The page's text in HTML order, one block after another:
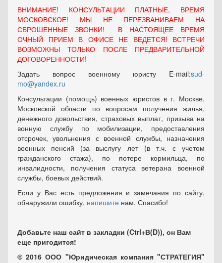
ВНИМАНИЕ! КОНСУЛЬТАЦИИ ПЛАТНЫЕ, ВРЕМЯ
МОСКОВСКОЕ! МЫ НЕ ПЕРЕЗВАНИВАЕМ НА
СБРОШЕННЫЕ ЗВОНКИ! В НАСТОЯЩЕЕ ВРЕМЯ
ОЧНЫЙ ПРИЕМ В ОФИСЕ НЕ ВЕДЕТСЯ! ВСТРЕЧИ
ВОЗМОЖНЫ ТОЛЬКО ПОСЛЕ ПРЕДВАРИТЕЛЬНОЙ
ДОГОВОРЕННОСТИ!
Задать вопрос военному юристу E-mail:sud-
mo@yandex.ru
Консультации (помощь) военных юристов в г. Москве,
Московской области по вопросам получения жилья,
денежного довольствия, страховых выплат, призыва на
вонную службу по мобилизации, предоставления
отсрочек, увольнения с военной службы, назначения
военных пенсий (за выслугу лет (в т.ч. с учетом
гражданского стажа), по потере кормильца, по
инвалидности, получения статуса ветерана военной
службы, боевых действий.
Если у Вас есть предложения и замечания по сайту,
обнаружили ошибку, напишите нам. Спасибо!
Добавьте наш сайт в закладки (Ctrl+В(D)), он Вам
еще пригодится!
© 2016 ООО "Юридическая компания "СТРАТЕГИЯ"